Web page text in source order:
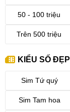
50 - 100 triệu
Trên 500 triệu
KIỂU SỐ ĐẸP
Sim Tứ quý
Sim Tam hoa